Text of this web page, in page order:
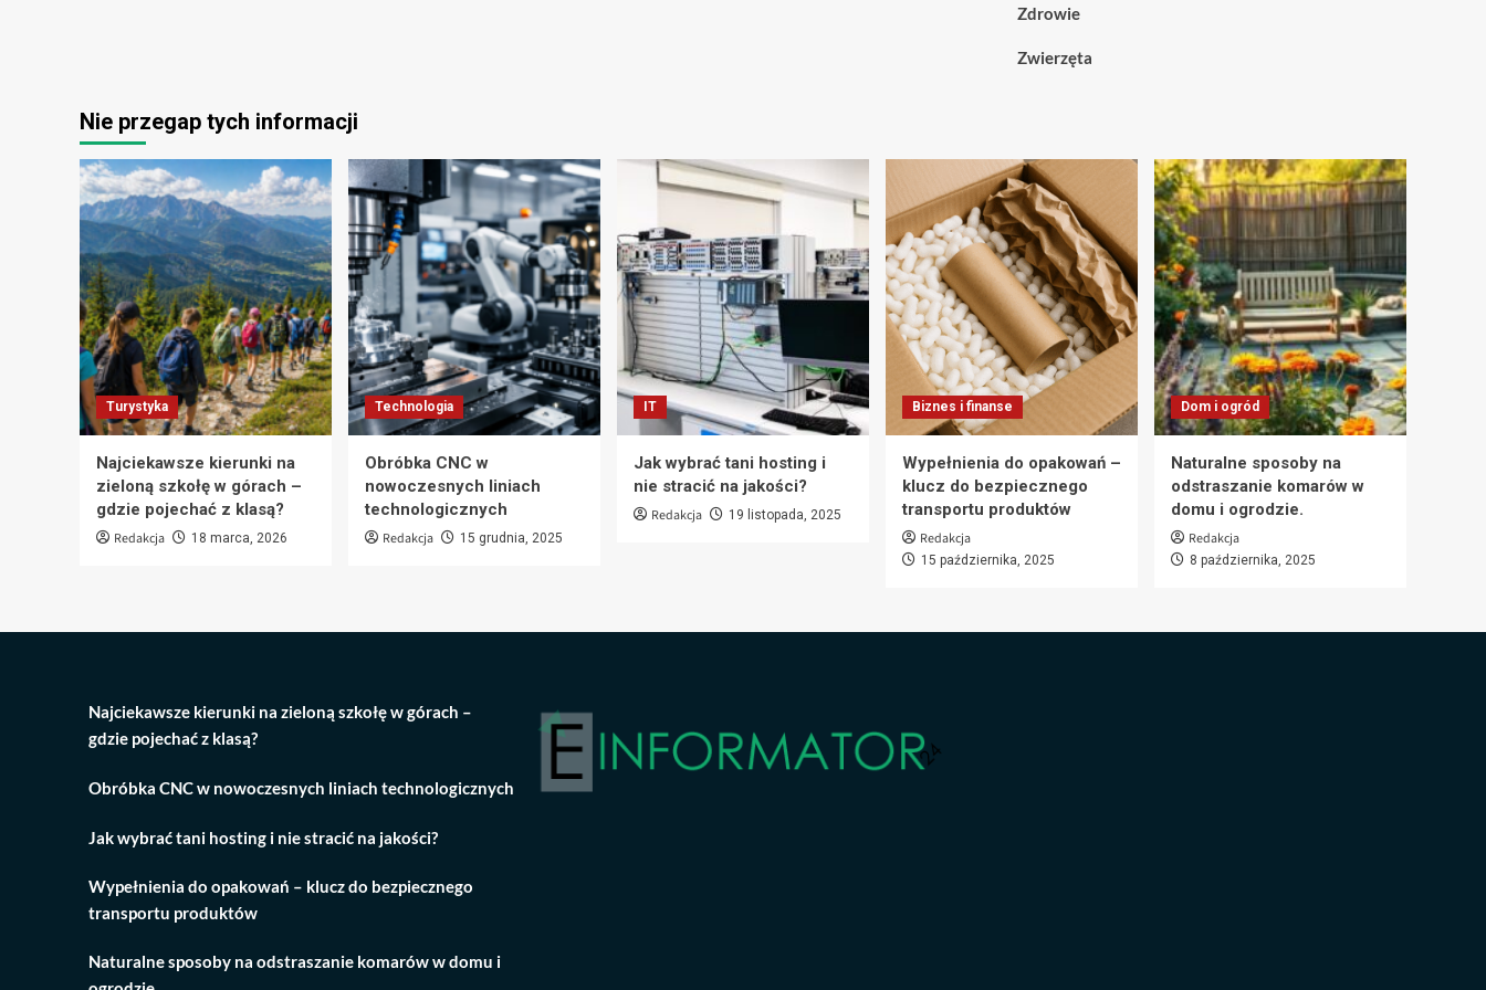
Zdrowie
Zwierzęta
Nie przegap tych informacji
Turystyka
Najciekawsze kierunki na
zieloną szkołę w górach –
gdzie pojechać z klasą?
Redakcja 18 marca, 2026
Technologia
Obróbka CNC w
nowoczesnych liniach
technologicznych
Redakcja 15 grudnia, 2025
IT
Jak wybrać tani hosting i
nie stracić na jakości?
Redakcja 19 listopada, 2025
Biznes i finanse
Wypełnienia do opakowań –
klucz do bezpiecznego
transportu produktów
Redakcja
15 października, 2025
Dom i ogród
Naturalne sposoby na
odstraszanie komarów w
domu i ogrodzie.
Redakcja
8 października, 2025
Najciekawsze kierunki na zieloną szkołę w górach –
gdzie pojechać z klasą?
Obróbka CNC w nowoczesnych liniach technologicznych
Jak wybrać tani hosting i nie stracić na jakości?
Wypełnienia do opakowań – klucz do bezpiecznego
transportu produktów
Naturalne sposoby na odstraszanie komarów w domu i